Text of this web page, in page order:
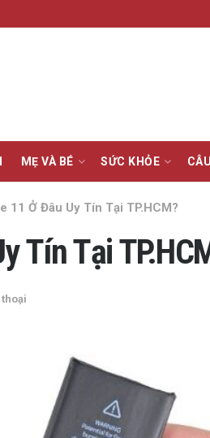
MẸ VÀ BÉ SỨC KHỎE
11 Ở Đâu Uy Tín Tại TP.HCM?
Tín Tại